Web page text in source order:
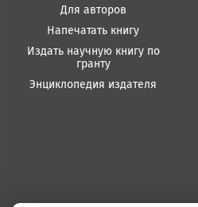
Для авторов
Напечатать книгу
Издать научную книгу по
гранту
Энциклопедия издателя